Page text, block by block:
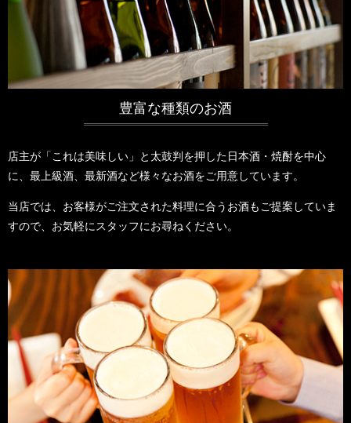
豊富な種類のお酒
店主が「これは美味しい」と太鼓判を押した日本酒・焼酎を中心
に、最上級酒、最新酒など様々なお酒をご用意しています。
当店では、お客様がご注文された料理に合うお酒もご提案していま
すので、お気軽にスタッフにお尋ねください。